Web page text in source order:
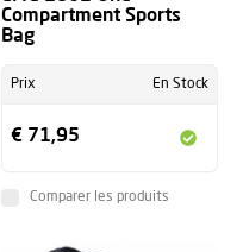
Compartment Sports
Bag
Prix En Stock
€ 71,95
Comparer les produits